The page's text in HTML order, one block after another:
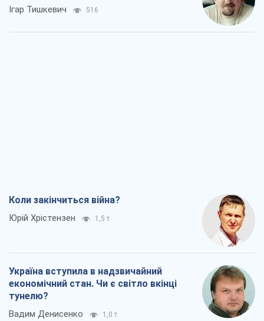
Ігар Тишкевич 516
Коли закінчиться війна?
Юрій Хрістензен 1,5 т.
Україна вступила в надзвичайний
економічний стан. Чи є світло вкінці
тунелю?
Вадим Денисенко 1,0 т.